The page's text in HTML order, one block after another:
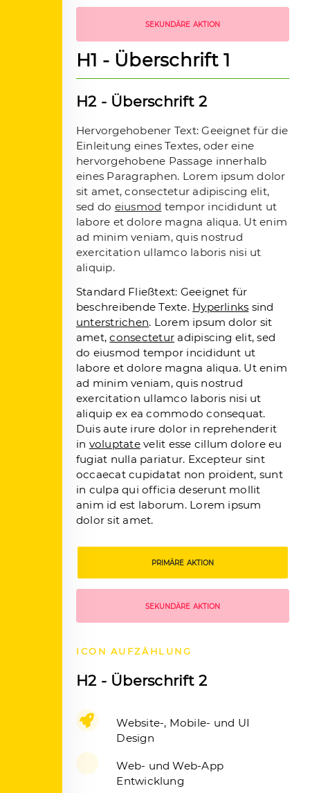
SEKUNDÄRE AKTION
H1 - Überschrift 1
H2 - Überschrift 2
Hervorgehobener Text: Geeignet für die
Einleitung eines Textes, oder eine
hervorgehobene Passage innerhalb
eines Paragraphen. Lorem ipsum dolor
sit amet, consectetur adipiscing elit,
sed do eiusmod tempor incididunt ut
labore et dolore magna aliqua. Ut enim
ad minim veniam, quis nostrud
exercitation ullamco laboris nisi ut
aliquip.
Standard Fließtext: Geeignet für
beschreibende Texte. Hyperlinks sind
unterstrichen. Lorem ipsum dolor sit
amet,consectetur adipiscing elit, sed
do eiusmod tempor incididunt ut
labore et dolore magna aliqua. Ut enim
ad minim veniam, quis nostrud
exercitation ullamco laboris nisi ut
aliquip ex ea commodo consequat.
Duis aute irure dolor in reprehenderit
in voluptatevelit esse cillum dolore eu
fugiat nulla pariatur. Excepteur sint
occaecat cupidatat non proident, sunt
in culpa qui officia deserunt mollit
anim id est laborum. Lorem ipsum
dolor sit amet.
PRIMÄRE AKTION
SEKUNDÄRE AKTION
ICON AUFZÄHLUNG
H2 - Überschrift 2
Website-, Mobile- und UI
Design
Web- und Web-App
Entwicklung